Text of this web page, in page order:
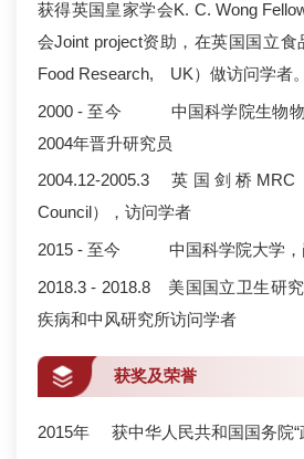
获得英国皇家学会K. C. Wong
会Joint project资助，在英国国立食
Food Research, UK）做访问学者。
2000 - 至今 中国科学院生物物
2004年晋升研究员
2004.12-2005.3 英国剑桥MRC
Council），访问学者
2015 - 至今 中国科学院大学，
2018.3 - 2018.8 美国国立卫生研
疾病和中风研究所访问学者
获奖及荣誉
2015年 获中华人民共和国国务院“